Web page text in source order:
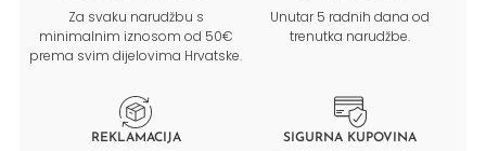
Za svaku narudžbu s
minimalnim iznosom od 50€
prema svim dijelovima Hrvatske.
Unutar 5 radnih dana od
trenutka narudžbe.
REKLAMACIJA SIGURNA KUPOVINA